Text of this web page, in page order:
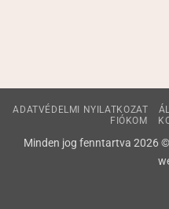
ADATVÉDELMI NYILATKOZAT
FIÓKOM
Minden jog fenntartva 2026 ©